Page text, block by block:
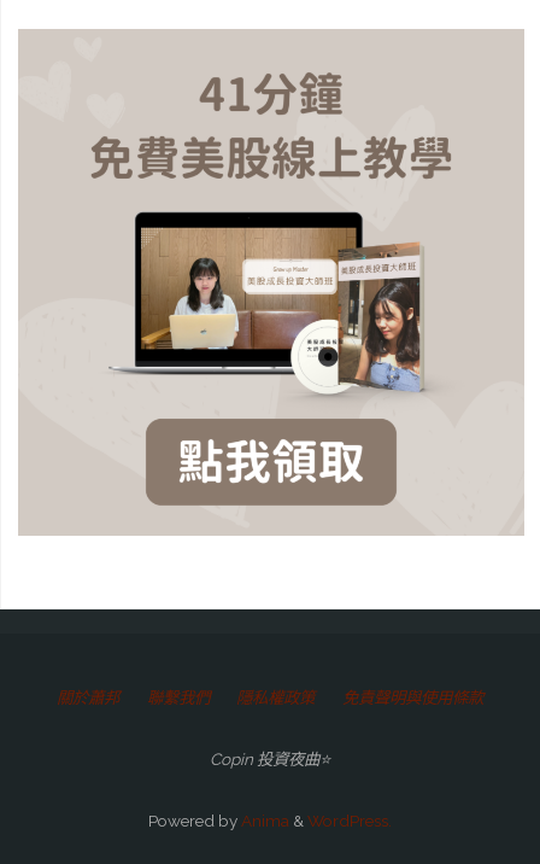
關於蕭邦 聯繫我們 隱私權政策 免責聲明與使用條款
Copin 投資夜曲⭐
Powered by Anima & WordPress.